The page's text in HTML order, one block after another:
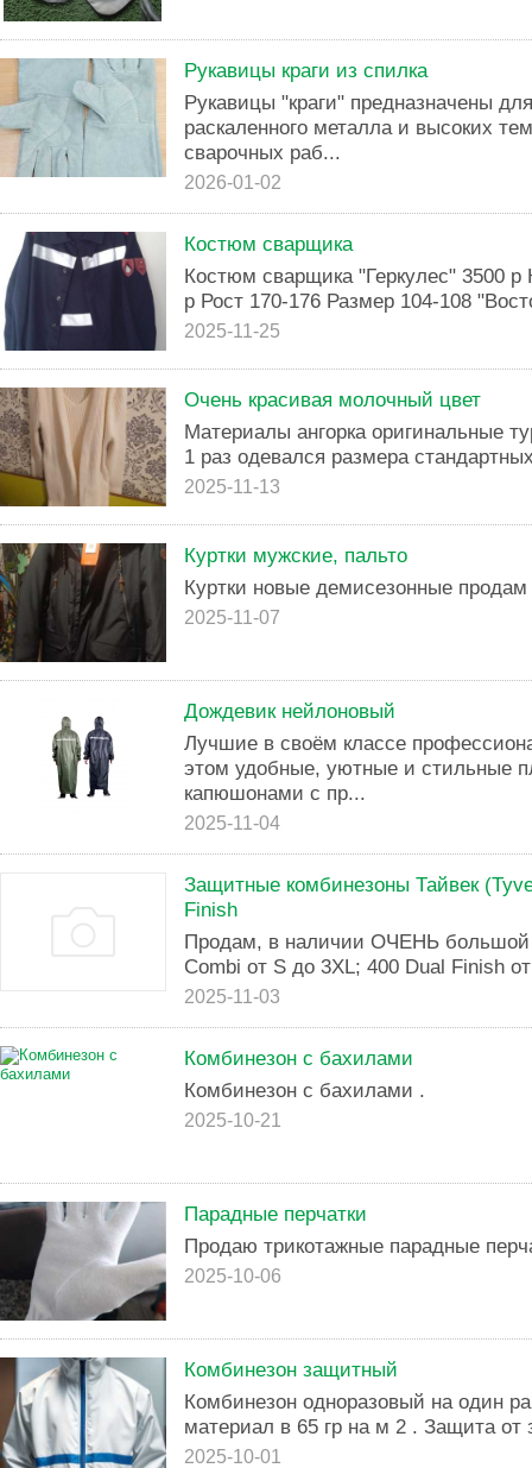
Рукавицы краги из спилка
Рукавицы "краги" предназначены
раскаленного металла и высоких
сварочных раб...
2026-01-02
Костюм сварщика
Костюм сварщика "Геркулес" 3500
р Рост 170-176 Размер 104-108
2025-11-25
Очень красивая молочный цвет
Материалы ангорка оригинальные
1 раз одевался размера
2025-11-13
Куртки мужские, пальто
Куртки новые демисезонные продам
2025-11-07
Дождевик нейлоновый
Лучшие в своём классе
этом удобные, уютные и стильные
капюшонами с пр...
2025-11-04
Защитные комбинезоны Тайвек
Finish
Продам, в наличии ОЧЕНЬ большой
Combi от S до 3XL; 400 Dual Finish
2025-11-03
Комбинезон с бахилами
Комбинезон с бахилами .
2025-10-21
Парадные перчатки
Продаю трикотажные парадные
2025-10-06
Комбинезон защитный
Комбинезон одноразовый на один
материал в 65 гр на м 2 . Защита от
2025-10-01